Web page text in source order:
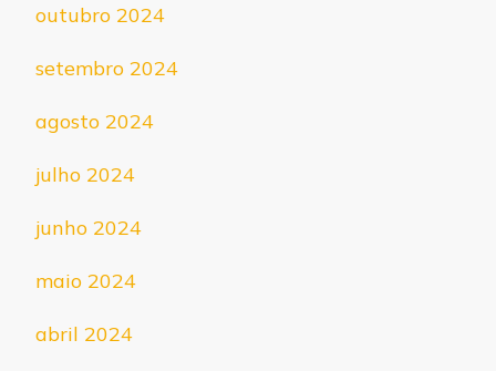
outubro 2024
setembro 2024
agosto 2024
julho 2024
junho 2024
maio 2024
abril 2024